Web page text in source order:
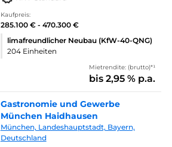
Kaufpreis:
285.100 € - 470.300 €
limafreundlicher Neubau (KfW-40-QNG)
204 Einheiten
Mietrendite: (brutto)*¹
bis 2,95 % p.a.
Gastronomie und Gewerbe
München Haidhausen
München, Landeshauptstadt, Bayern,
Deutschland